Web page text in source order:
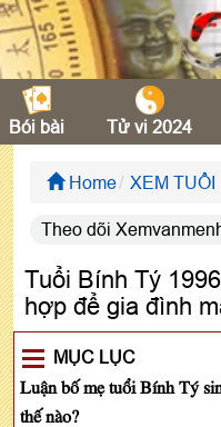
Bói bài Tử vi 2024
Home XEM TUỔI
Theo dõi
Tuổi Bính Tý
hợp để gia đình
MỤC LỤC
Luận bố mẹ tuổi Bính Tý
thế nào?